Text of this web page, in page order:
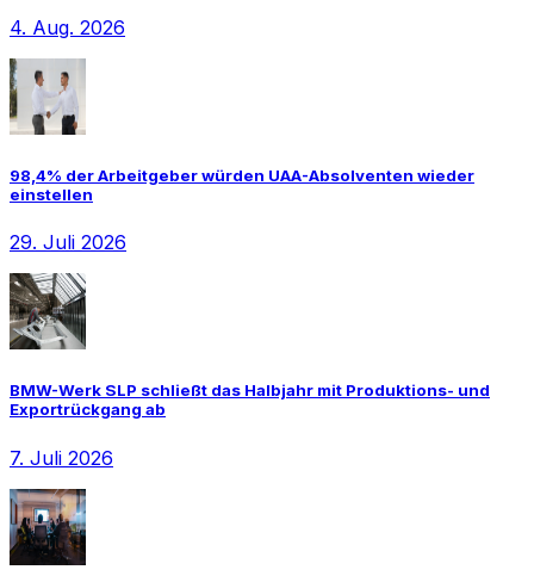
4. Aug. 2026
98,4% der Arbeitgeber würden UAA-Absolventen wieder
einstellen
29. Juli 2026
BMW-Werk SLP schließt das Halbjahr mit Produktions- und
Exportrückgang ab
7. Juli 2026